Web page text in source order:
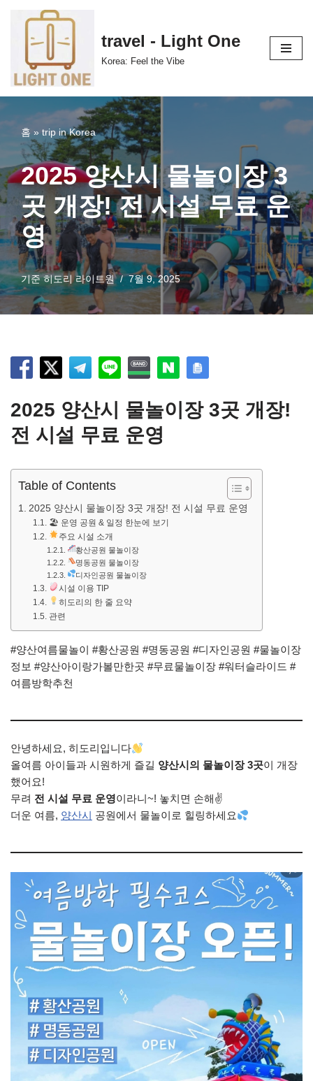
츠
로
너
travel - Light One
Korea: Feel the Vibe
홈 »trip in Korea
2025 양산시 물놀이장 3
곳 개장! 전 시설 무료 운
영
기준히도리 라이트원 7월 9, 2025
2025 양산시 물놀이장 3곳 개장!
전 시설 무료 운영
Table of Contents
2025 양산시 물놀이장 3곳 개장! 전 시설 무료 운영
🏖 운영 공원 & 일정 한눈에 보기
주요 시설 소개
황산공원 물놀이장
명동공원 물놀이장
디자인공원 물놀이장
시설 이용 TIP
히도리의 한 줄 요약
관련
#양산여름물놀이 #황산공원 #명동공원 #디자인공원 #물놀이장
정보 #양산아이랑가볼만한곳 #무료물놀이장 #워터슬라이드 #
여름방학추천
안녕하세요, 히도리입니다
올여름 아이들과 시원하게 즐길 양산시의 물놀이장 3곳이 개장
했어요!
무려 전 시설 무료 운영이라니~! 놓치면 손해✌
더운 여름, 양산시 공원에서 물놀이로 힐링하세요